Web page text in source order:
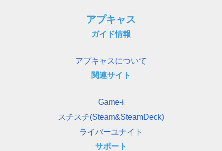
アプキャス
ガイド情報
アプキャスについて
関連サイト
Game-i
スチスチ(Steam&SteamDeck)
ライバーユナイト
サポート